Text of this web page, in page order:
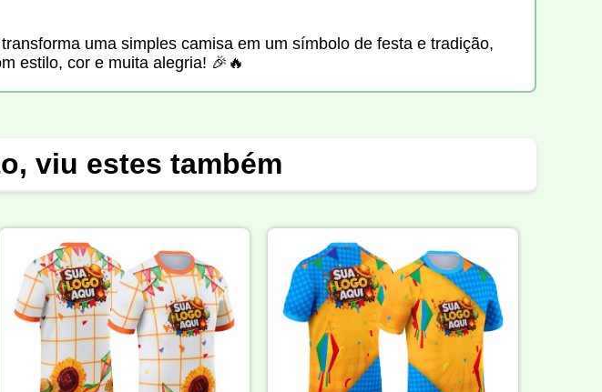
uma simples camisa em um símbolo de festa e tradição,
estilo, cor e muita alegria! 🎉🔥
viu estes também